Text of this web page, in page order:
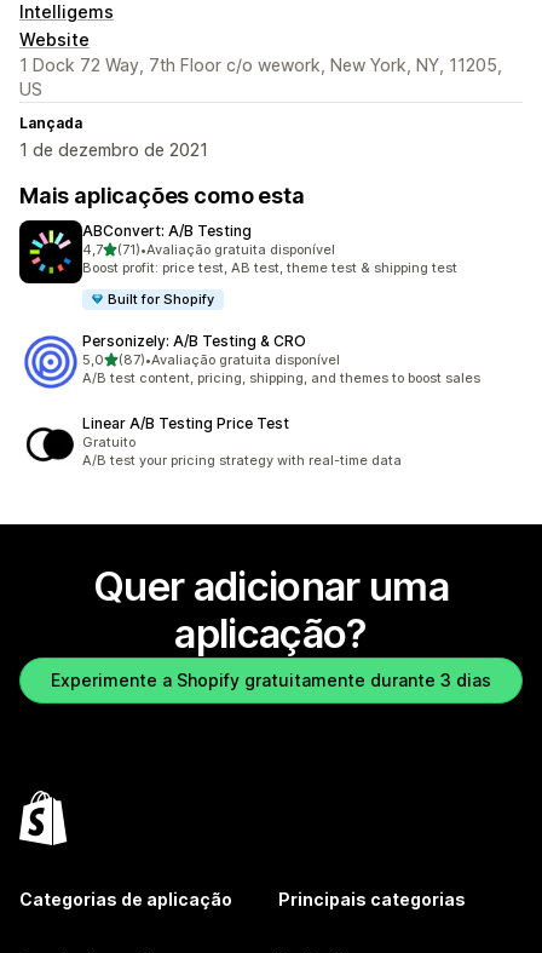
Intelligems
Website
1 Dock 72 Way, 7th Floor c/o wework, New York, NY, 11205,
US
Lançada
1 de dezembro de 2021
Mais aplicações como esta
ABConvert: A/B Testing
4,7de 5 estrelas
(71)
71 total de avaliações
•Avaliação gratuita disponível
Boost profit: price test, AB test, theme test & shipping test
Built for Shopify
Personizely: A/B Testing & CRO
5,0de 5 estrelas
(87)
87 total de avaliações
•Avaliação gratuita disponível
A/B test content, pricing, shipping, and themes to boost sales
Linear A/B Testing Price Test
Gratuito
A/B test your pricing strategy with real-time data
Quer adicionar uma
aplicação?
Experimente a Shopify gratuitamente durante 3 dias
Categorias de aplicação Principais categorias